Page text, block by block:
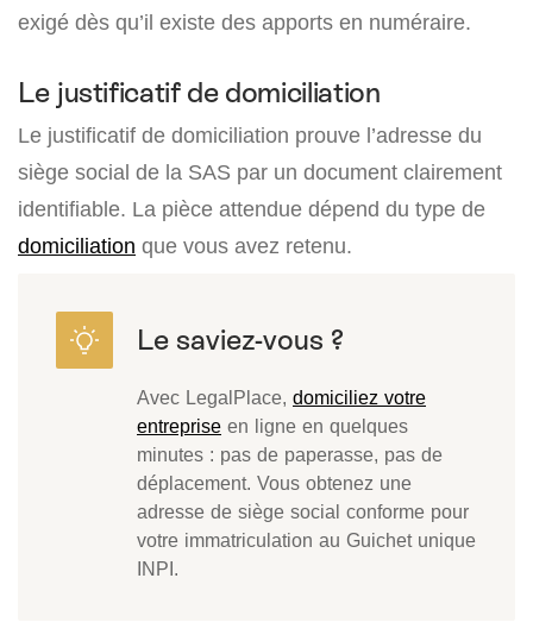
exigé dès qu’il existe des apports en numéraire.
Le justificatif de domiciliation
Le justificatif de domiciliation prouve l’adresse du
siège social de la SAS par un document clairement
identifiable. La pièce attendue dépend du type de
domiciliation que vous avez retenu.
Avec LegalPlace, domiciliez votre
entreprise en ligne en quelques
minutes : pas de paperasse, pas de
déplacement. Vous obtenez une
adresse de siège social conforme pour
votre immatriculation au Guichet unique
INPI.